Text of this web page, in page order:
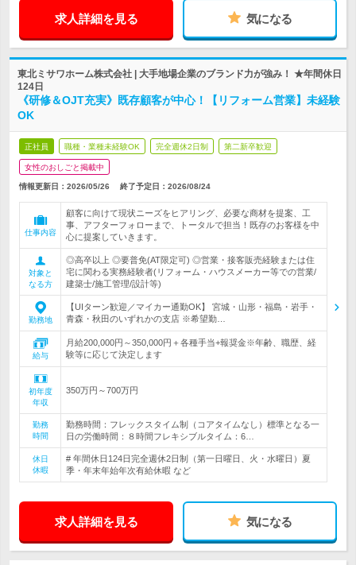
求人詳細を見る 気になる
東北ミサワホーム株式会社 | 大手地場企業のブランド力が強み！ ★年間休日
124日
《研修＆OJT充実》既存顧客が中心！【リフォーム営業】未経験
OK
正社員 職種・業種未経験OK 完全週休2日制 第二新卒歓迎
女性のおしごと掲載中
情報更新日：2026/05/26 終了予定日： 2026/08/24
仕事内容
顧客に向けて現状ニーズをヒアリング、必要な商材を提案、工
事、アフターフォローまで、トータルで担当！既存のお客様を中
心に提案していきます。
対象と
なる方
◎高卒以上 ◎要普免(AT限定可) ◎営業・接客販売経験または住
宅に関わる実務経験者(リフォーム・ハウスメーカー等での営業/
建築士/施工管理/設計等)
勤務地
【UIターン歓迎／マイカー通勤OK】 宮城・山形・福島・岩手・
青森・秋田のいずれかの支店 ※希望勤…
給与
月給200,000円～350,000円＋各種手当+報奨金※年齢、職歴、経
験等に応じて決定します
初年度
年収
350万円～700万円
勤務
時間
勤務時間：フレックスタイム制（コアタイムなし）標準となる一
日の労働時間：８時間フレキシブルタイム：6…
休日
休暇
# 年間休日124日完全週休2日制（第一日曜日、火・水曜日）夏
季・年末年始年次有給休暇 など
求人詳細を見る 気になる